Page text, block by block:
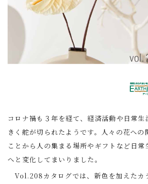
コロナ禍も３年を経て、経済活動や日常
きく舵が切られたようです。人々の花への
ことから人の集まる場所やギフトなど日常
へと変化してまいりました。
Vol.208カタログでは、新色を加えたカ